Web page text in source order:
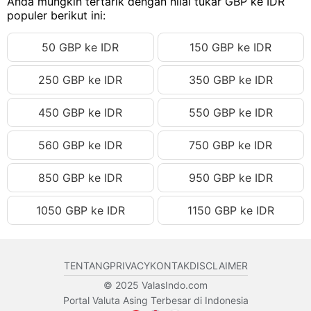
68.29 GBP
68.30 GBP
Rp1,649,348.70 IDR
68.31 GBP
Rp1,649,590.18 IDR
68.32 GBP
Rp1,649,831.67 IDR
68.33 GBP
Rp1,650,073.15 IDR
68.34 GBP
Rp1,650,314.64 IDR
68.35 GBP
Rp1,650,556.13 IDR
68.36 GBP
Rp1,650,797.61 IDR
68.37 GBP
Rp1,651,039.10 IDR
68.38 GBP
Rp1,651,280.58 IDR
68.40 GBP
Rp1,651,763.56 IDR
68.41 GBP
Rp1,652,005.04 IDR
populer berikut ini:
50 GBP ke IDR 150 GBP ke IDR
250 GBP ke IDR 350 GBP ke IDR
450 GBP ke IDR 550 GBP ke IDR
560 GBP ke IDR 750 GBP ke IDR
850 GBP ke IDR 950 GBP ke IDR
1050 GBP ke IDR 1150 GBP ke IDR
TENTANGPRIVACYKONTAKDISCLAIMER
© 2025 ValasIndo.com
Portal Valuta Asing Terbesar di Indonesia